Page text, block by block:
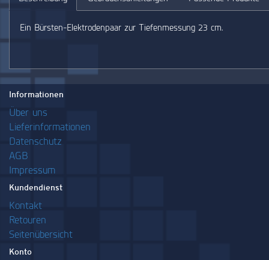
Ein Bürsten-Elektrodenpaar zur Tiefenmessung 23 cm.
Informationen
Über uns
Lieferinformationen
Datenschutz
AGB
Impressum
Kundendienst
Kontakt
Retouren
Seitenübersicht
Konto